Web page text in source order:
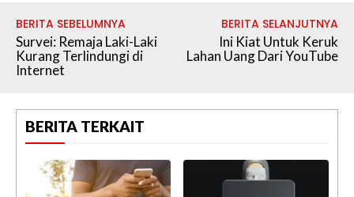
BERITA SEBELUMNYA
Survei: Remaja Laki-Laki
Kurang Terlindungi di
Internet
BERITA SELANJUTNYA
Ini Kiat Untuk Keruk
Lahan Uang Dari YouTube
BERITA TERKAIT